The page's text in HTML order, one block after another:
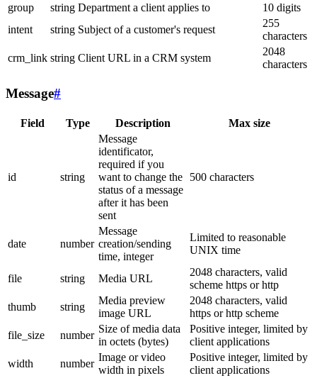
group
string Department a client applies to
10 digits
intent
string Subject of a customer's request
255
characters
crm_link string Client URL in a CRM system
2048
characters
Message#
Field Type Description Max size
id string
Message
identificator,
required if you
want to change the
status of a message
after it has been
sent
500 characters
date number
Message
creation/sending
time, integer
Limited to reasonable
UNIX time
file string Media URL
2048 characters, valid
scheme https or http
thumb
string
Media preview
image URL
2048 characters, valid
https or http scheme
file_size
number
Size of media data
in octets (bytes)
Positive integer, limited by
client applications
width
number
Image or video
width in pixels
Positive integer, limited by
client applications